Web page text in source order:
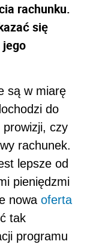
rachunku.
się
jego
są w miarę
do
prowizji, czy
rachunek.
lepsze od
pieniędzmi
nowa oferta
tak
programu